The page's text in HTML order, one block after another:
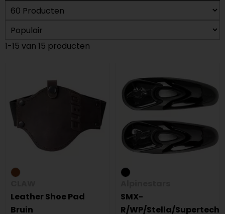
1-15 van 15 producten
Leather Shoe Pad
Bruin
SMX-
R/WP/Stella/Supertech